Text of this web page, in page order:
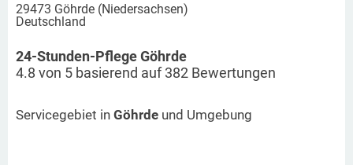
29473 Göhrde (Niedersachsen)
Deutschland
24-Stunden-Pflege Göhrde
4.8 von 5 basierend auf382 Bewertungen
Servicegebiet in Göhrde und Umgebung